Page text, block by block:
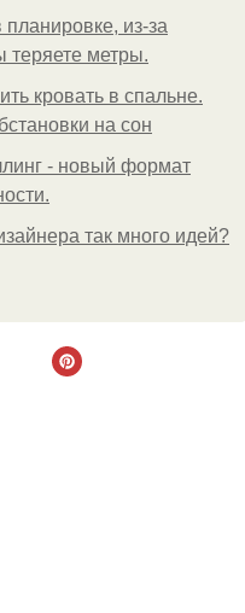
из-за
теряете метры.
кровать в спальне.
на сон
- новый формат
так много идей?